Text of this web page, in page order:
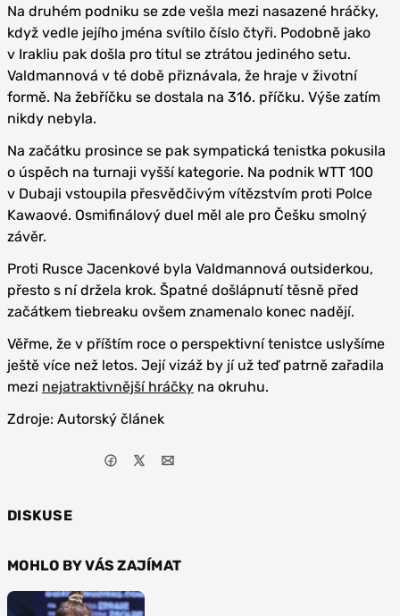
Na druhém podniku se zde vešla mezi nasazené hráčky,
když vedle jejího jména svítilo číslo čtyři. Podobně jako
v Irakliu pak došla pro titul se ztrátou jediného setu.
Valdmannová v té době přiznávala, že hraje v životní
formě. Na žebříčku se dostala na 316. příčku. Výše zatím
nikdy nebyla.
Na začátku prosince se pak sympatická tenistka pokusila
o úspěch na turnaji vyšší kategorie. Na podnik WTT 100
v Dubaji vstoupila přesvědčivým vítězstvím proti Polce
Kawaové. Osmifinálový duel měl ale pro Češku smolný
závěr.
Proti Rusce Jacenkové byla Valdmannová outsiderkou,
přesto s ní držela krok. Špatné došlápnutí těsně před
začátkem tiebreaku ovšem znamenalo konec nadějí.
Věřme, že v příštím roce o perspektivní tenistce uslyšíme
ještě více než letos. Její vizáž by jí už teď patrně zařadila
mezi nejatraktivnější hráčky na okruhu.
Zdroje: Autorský článek
DISKUSE
MOHLO BY VÁS ZAJÍMAT